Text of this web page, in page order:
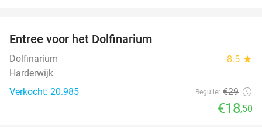
Entree voor het Dolfinarium
Dolfinarium 8.5 star
Harderwijk
Verkocht: 20.985
Regulier €29
€18,50